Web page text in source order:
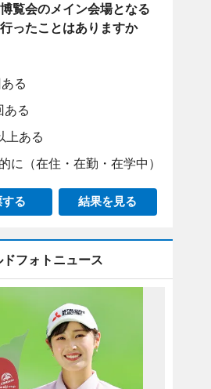
覧会のメイン会場となる
ったことはありますか
る
ある
上ある
に（在住・在勤・在学中）
る 結果を見る
ドフォトニュース